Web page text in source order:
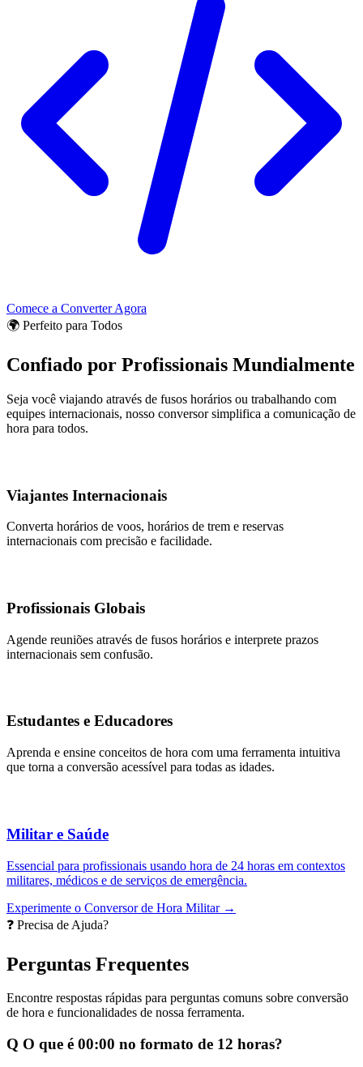
Comece a Converter Agora
🌍 Perfeito para Todos
Confiado por Profissionais Mundialmente
Seja você viajando através de fusos horários ou trabalhando com
equipes internacionais, nosso conversor simplifica a comunicação de
hora para todos.
Viajantes Internacionais
Converta horários de voos, horários de trem e reservas
internacionais com precisão e facilidade.
Profissionais Globais
Agende reuniões através de fusos horários e interprete prazos
internacionais sem confusão.
Estudantes e Educadores
Aprenda e ensine conceitos de hora com uma ferramenta intuitiva
que torna a conversão acessível para todas as idades.
Militar e Saúde
Essencial para profissionais usando hora de 24 horas em contextos
militares, médicos e de serviços de emergência.
Experimente o Conversor de Hora Militar →
❓ Precisa de Ajuda?
Perguntas Frequentes
Encontre respostas rápidas para perguntas comuns sobre conversão
de hora e funcionalidades de nossa ferramenta.
Q O que é 00:00 no formato de 12 horas?